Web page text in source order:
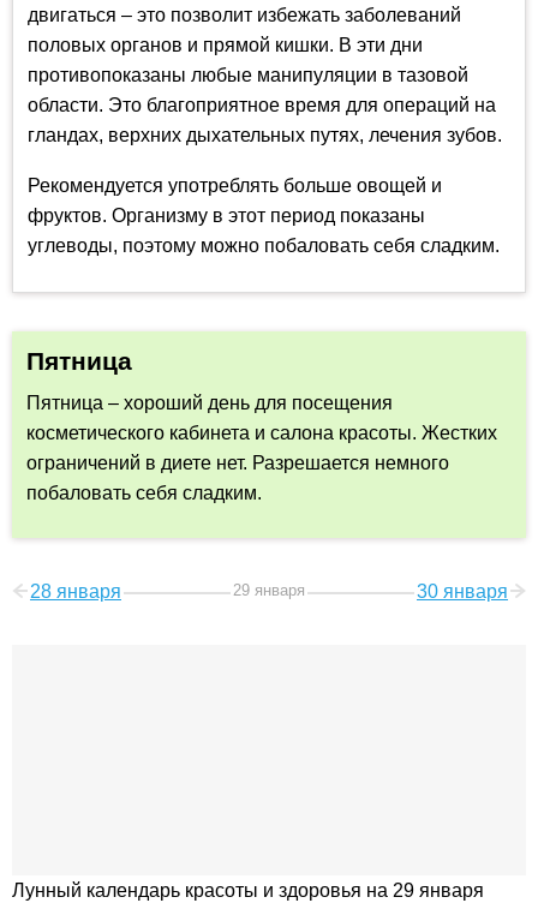
двигаться – это позволит избежать заболеваний
половых органов и прямой кишки. В эти дни
противопоказаны любые манипуляции в тазовой
области. Это благоприятное время для операций на
гландах, верхних дыхательных путях, лечения зубов.
Рекомендуется употреблять больше овощей и
фруктов. Организму в этот период показаны
углеводы, поэтому можно побаловать себя сладким.
Пятница
Пятница – хороший день для посещения
косметического кабинета и салона красоты. Жестких
ограничений в диете нет. Разрешается немного
побаловать себя сладким.
28 января 29 января 30 января
Лунный календарь красоты и здоровья на 29 января